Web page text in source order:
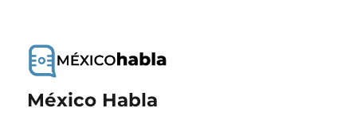
México Habla